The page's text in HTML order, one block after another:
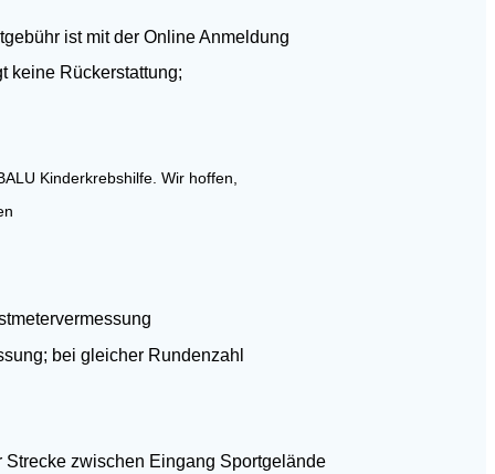
ist mit der Online Anmeldung
keine Rückerstattung;
Kinderkrebshilfe. Wir hoffen,
bei gleicher Rundenzahl
zwischen Eingang Sportgelände